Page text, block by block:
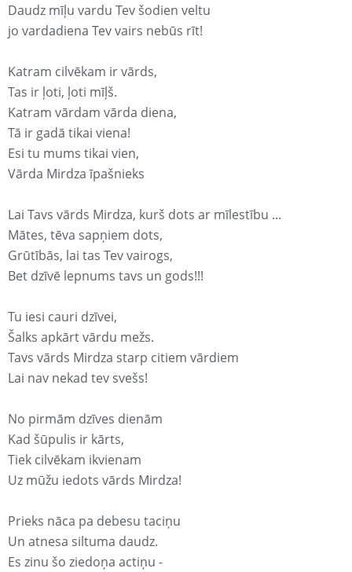
Daudz mīļu vardu Tev šodien veltu
jo vardadiena Tev vairs nebūs rīt!
Katram cilvēkam ir vārds,
Tas ir ļoti, ļoti mīļš.
Katram vārdam vārda diena,
Tā ir gadā tikai viena!
Esi tu mums tikai vien,
Vārda Mirdza īpašnieks
Lai Tavs vārds Mirdza, kurš dots ar mīlestību ...
Mātes, tēva sapņiem dots,
Grūtībās, lai tas Tev vairogs,
Bet dzīvē lepnums tavs un gods!!!
Tu iesi cauri dzīvei,
Šalks apkārt vārdu mežs.
Tavs vārds Mirdza starp citiem vārdiem
Lai nav nekad tev svešs!
No pirmām dzīves dienām
Kad šūpulis ir kārts,
Tiek cilvēkam ikvienam
Uz mūžu iedots vārds Mirdza!
Prieks nāca pa debesu taciņu
Un atnesa siltuma daudz.
Es zinu šo ziedoņa actiņu -